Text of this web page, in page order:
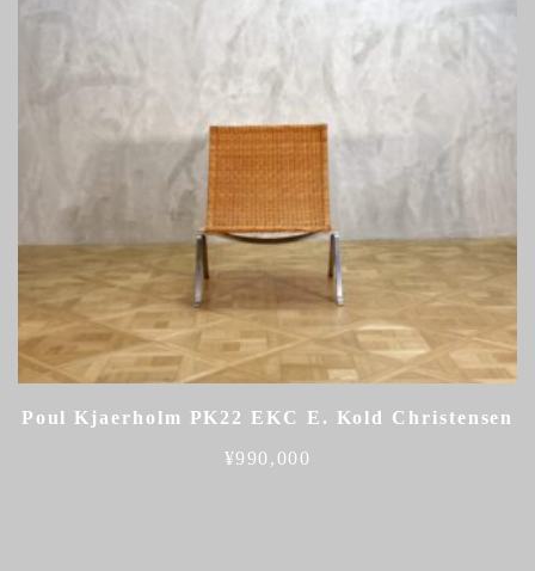
Poul Kjaerholm PK22 EKC E. Kold Christensen
¥990,000